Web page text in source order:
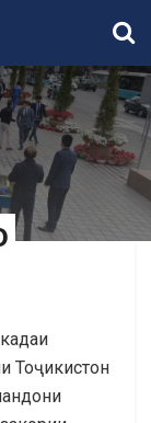
Тоҷикистон